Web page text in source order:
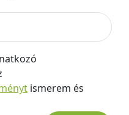
ismerem és